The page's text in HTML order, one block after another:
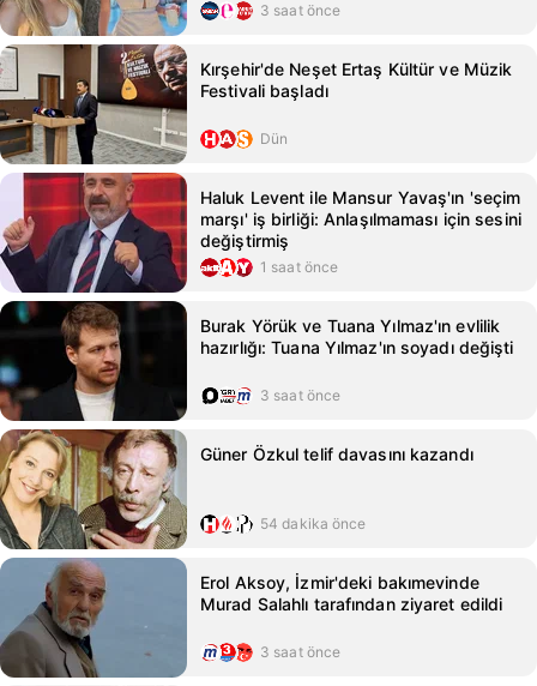
3 saat önce
Kırşehir'de Neşet Ertaş Kültür ve Müzik
Festivali başladı
Dün
Haluk Levent ile Mansur Yavaş'ın 'seçim
marşı' iş birliği: Anlaşılmaması için sesini
değiştirmiş
1 saat önce
Burak Yörük ve Tuana Yılmaz'ın evlilik
hazırlığı: Tuana Yılmaz'ın soyadı değişti
3 saat önce
Güner Özkul telif davasını kazandı
54 dakika önce
Erol Aksoy, İzmir'deki bakımevinde
Murad Salahlı tarafından ziyaret edildi
3 saat önce